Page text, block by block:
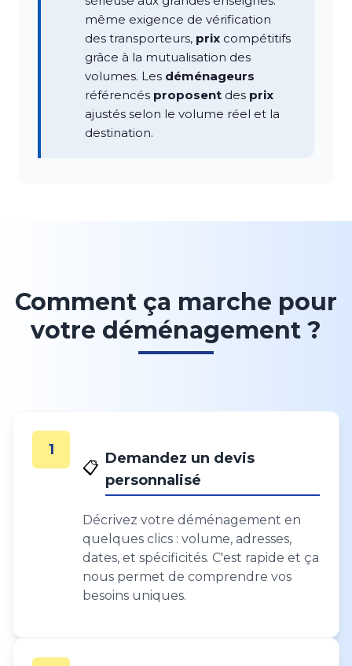
même exigence de vérification
des transporteurs, prix compétitifs
grâce à la mutualisation des
volumes. Les déménageurs
référencés proposent des prix
ajustés selon le volume réel et la
destination.
Comment ça marche pour
votre déménagement ?
1
📋 Demandez un devis
personnalisé
Décrivez votre déménagement en
quelques clics : volume, adresses,
dates, et spécificités. C'est rapide et ça
nous permet de comprendre vos
besoins uniques.